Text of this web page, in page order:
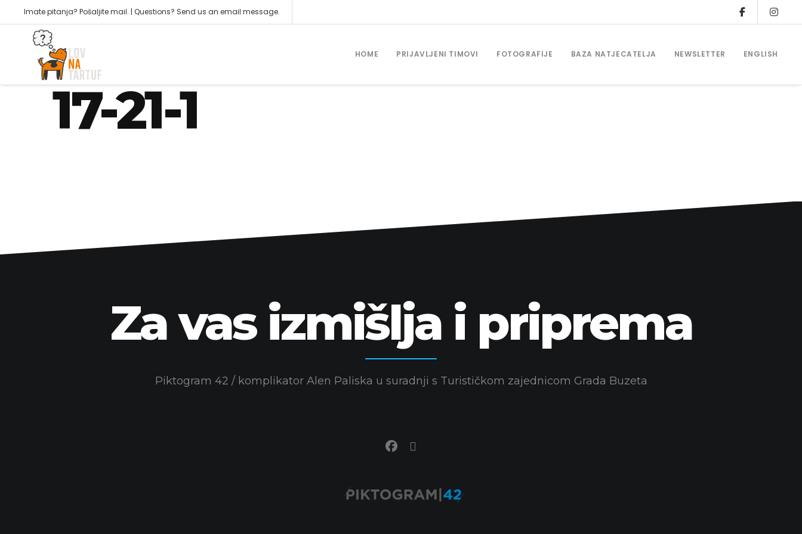
Imate pitanja? Pošaljite mail. | Questions? Send us an email message.
joker@piktogram42.hr
HOME
PRIJAVLJENI TIMOVI FOTOGRAFIJE BAZA NATJECATELJA NEWSLETTER ENGLISH
17-21-1
Za vas izmišlja i priprema
Piktogram 42 / komplikator Alen Paliska u suradnji s Turističkom zajednicom Grada Buzeta